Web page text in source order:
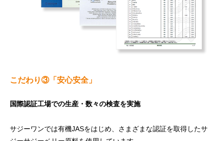
こだわり③「安心安全」
国際認証工場での生産・数々の検査を実施
サジーワンでは有機JASをはじめ、さまざまな認証を取得したサ